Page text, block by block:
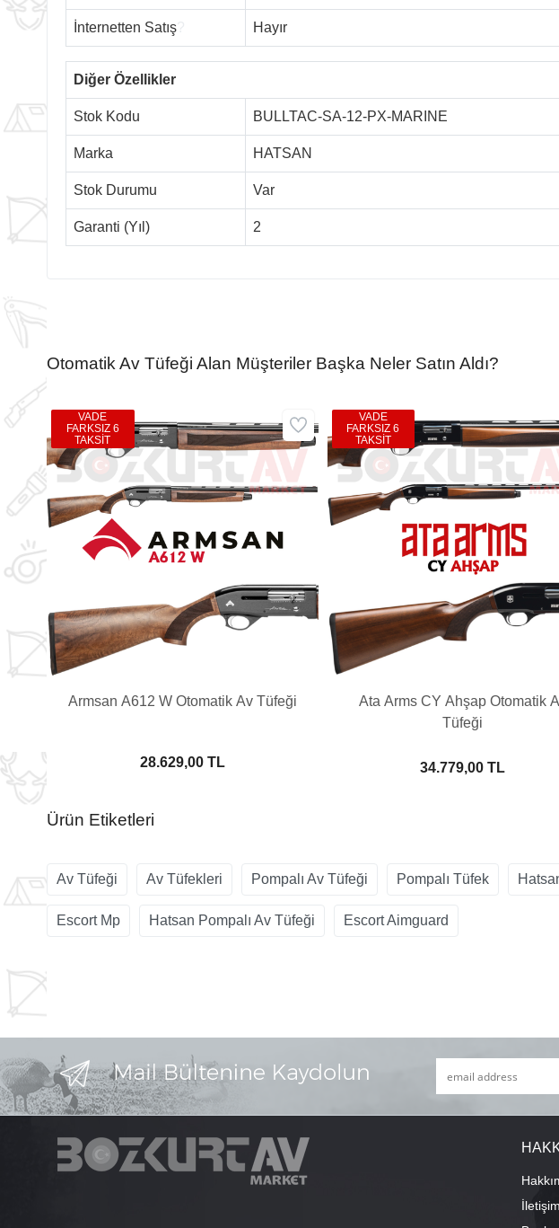
İnternetten Satış Hayır
Diğer Özellikler
Stok Kodu BULLTAC-SA-12-PX-MARINE
Marka HATSAN
Stok Durumu Var
Garanti (Yıl) 2
Otomatik Av Tüfeği Alan Müşteriler Başka Neler Satın Aldı?
Armsan A612 W Otomatik Av Tüfeği
28.629,00 TL
VADE
FARKSIZ 6
TAKSİT
Ata Arms CY Ahşap Otomatik
Tüfeği
34.779,00 TL
VADE
FARKSIZ 6
TAKSİT
Ürün Etiketleri
Av Tüfeği Av Tüfekleri Pompalı Av Tüfeği Pompalı Tüfek
Escort Mp Hatsan Pompalı Av Tüfeği Escort Aimguard